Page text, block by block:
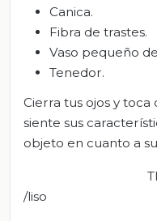
Canica.
Fibra de trastes.
Vaso pequeño
Tenedor.
Cierra tus ojos y toca
siente sus
objeto en cuanto a
/liso